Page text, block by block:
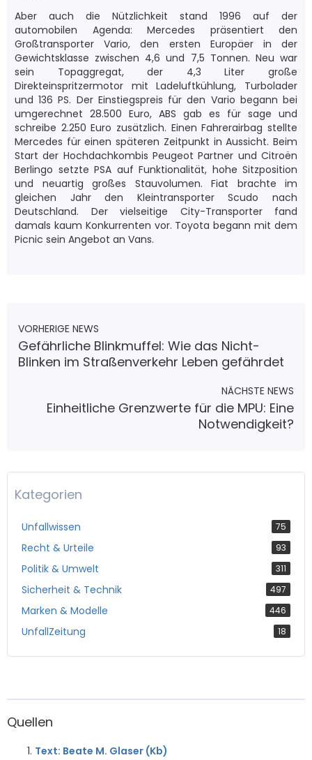
Aber auch die Nützlichkeit stand 1996 auf der
automobilen Agenda: Mercedes präsentiert den
Großtransporter Vario, den ersten Europäer in der
Gewichtsklasse zwischen 4,6 und 7,5 Tonnen. Neu war
sein Topaggregat, der 4,3 Liter große
Direkteinspritzermotor mit Ladeluftkühlung, Turbolader
und 136 PS. Der Einstiegspreis für den Vario begann bei
umgerechnet 28.500 Euro, ABS gab es für sage und
schreibe 2.250 Euro zusätzlich. Einen Fahrerairbag stellte
Mercedes für einen späteren Zeitpunkt in Aussicht. Beim
Start der Hochdachkombis Peugeot Partner und Citroën
Berlingo setzte PSA auf Funktionalität, hohe Sitzposition
und neuartig großes Stauvolumen. Fiat brachte im
gleichen Jahr den Kleintransporter Scudo nach
Deutschland. Der vielseitige City-Transporter fand
damals kaum Konkurrenten vor. Toyota begann mit dem
Picnic sein Angebot an Vans.
VORHERIGE NEWS
Gefährliche Blinkmuffel: Wie das Nicht-
Blinken im Straßenverkehr Leben gefährdet
NÄCHSTE NEWS
Einheitliche Grenzwerte für die MPU: Eine
Notwendigkeit?
Kategorien
Unfallwissen 75
Recht & Urteile 93
Politik & Umwelt 311
Sicherheit & Technik 497
Marken & Modelle 446
UnfallZeitung 18
Quellen
Text: Beate M. Glaser (Kb)